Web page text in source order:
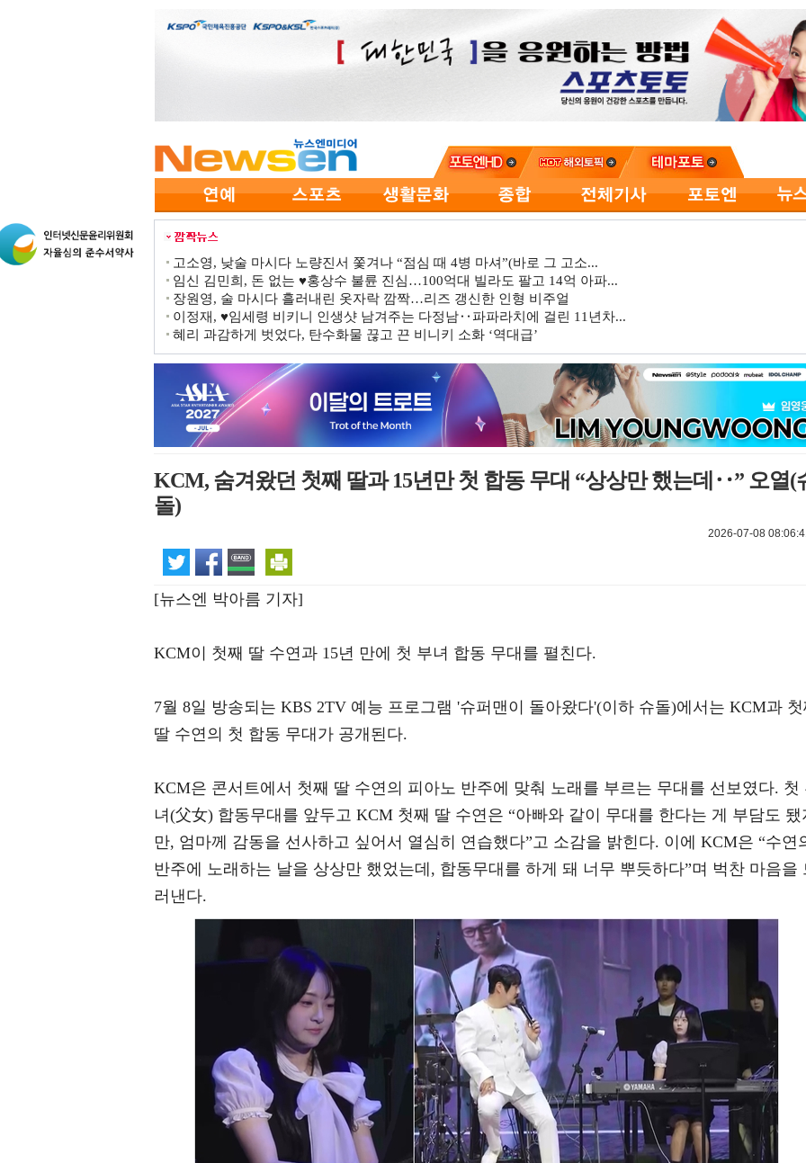
고소영, 낮술 마시다 노량진서 쫓겨나 “점심 때 4병 마셔”(바로 그 고소...
임신 김민희, 돈 없는 ♥홍상수 불륜 진심…100억대 빌라도 팔고 14억 아파...
장원영, 술 마시다 흘러내린 옷자락 깜짝…리즈 갱신한 인형 비주얼
이정재, ♥임세령 비키니 인생샷 남겨주는 다정남‥파파라치에 걸린 11년차...
혜리 과감하게 벗었다, 탄수화물 끊고 끈 비니키 소화 ‘역대급’
KCM, 숨겨왔던 첫째 딸과 15년만 첫 합동 무대 “상상만 했는데‥” 오열(
돌)
2026-07-08
[뉴스엔 박아름 기자]
KCM이 첫째 딸 수연과 15년 만에 첫 부녀 합동 무대를 펼친다.
7월 8일 방송되는 KBS 2TV 예능 프로그램 '슈퍼맨이 돌아왔다'(이하 슈돌)에서는 KCM과
딸 수연의 첫 합동 무대가 공개된다.
KCM은 콘서트에서 첫째 딸 수연의 피아노 반주에 맞춰 노래를 부르는 무대를 선보였다. 첫
녀(父女) 합동무대를 앞두고 KCM 첫째 딸 수연은 “아빠와 같이 무대를 한다는 게 부담도 됐
만, 엄마께 감동을 선사하고 싶어서 열심히 연습했다”고 소감을 밝힌다. 이에 KCM은 “수연
반주에 노래하는 날을 상상만 했었는데, 합동무대를 하게 돼 너무 뿌듯하다”며 벅찬 마음을
러낸다.